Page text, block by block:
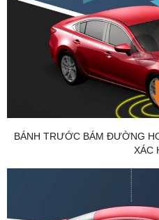
BÁNH TRƯỚC BÁM ĐƯỜNG
XÁC